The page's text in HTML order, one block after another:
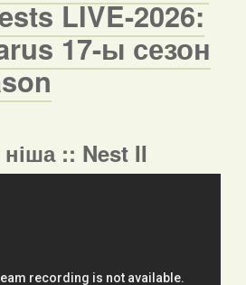
LIVE-2026:
17-ы сезон
:: Nest II